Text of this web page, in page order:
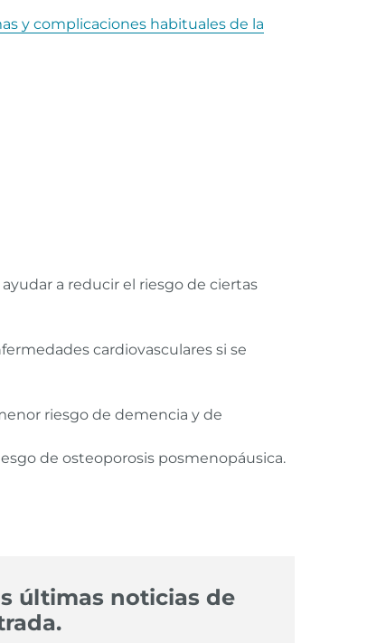
y complicaciones habituales de la
a reducir el riesgo de ciertas
cardiovasculares si se
riesgo de demencia y de
de osteoporosis posmenopáusica.
últimas noticias de